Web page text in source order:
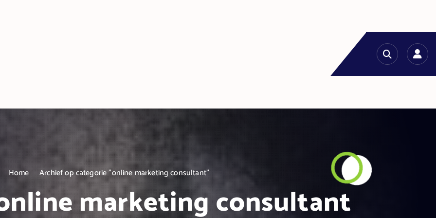
Home Archief op categorie "online marketing consultant"
marketing consultant